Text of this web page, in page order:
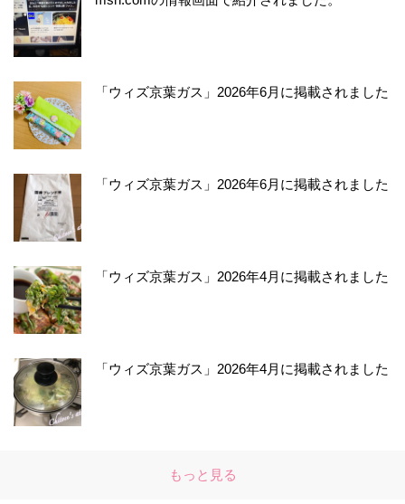
「ウィズ京葉ガス」2026年6月に掲載されました
「ウィズ京葉ガス」2026年6月に掲載されました
「ウィズ京葉ガス」2026年4月に掲載されました
「ウィズ京葉ガス」2026年4月に掲載されました
もっと見る